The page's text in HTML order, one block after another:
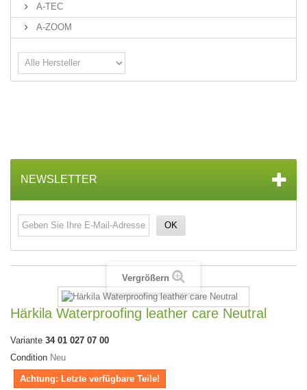
A-TEC
A-ZOOM
NEWSLETTER
OK
Vergrößern
Härkila Waterproofing leather care Neutral
Variante 34 01 027 07 00
Condition Neu
Achtung: Letzte verfügbare Teile!